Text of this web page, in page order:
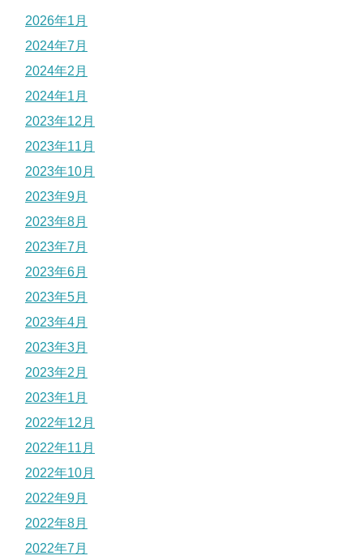
2026年1月
2024年7月
2024年2月
2024年1月
2023年12月
2023年11月
2023年10月
2023年9月
2023年8月
2023年7月
2023年6月
2023年5月
2023年4月
2023年3月
2023年2月
2023年1月
2022年12月
2022年11月
2022年10月
2022年9月
2022年8月
2022年7月